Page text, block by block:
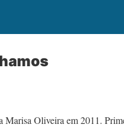
Marisa Oliveira em 2011.